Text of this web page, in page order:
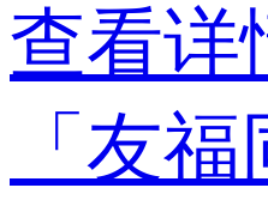
查看详
「友